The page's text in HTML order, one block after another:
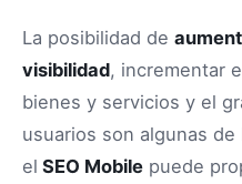
La posibilidad de
visibilidad, incrementar
bienes y servicios y el
usuarios son algunas
el SEO Mobile puede